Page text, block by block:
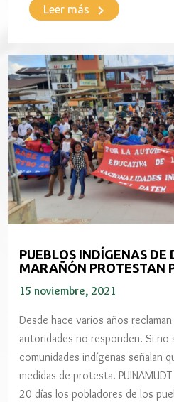
Leer más keyboard_arrow_right
PUEBLOS INDÍGENAS DE
MARAÑÓN PROTESTAN
15 noviembre, 2021
Desde hace varios años
autoridades no responden. Si no
comunidades indígenas señalan
medidas de protesta.
20 días los pobladores de los